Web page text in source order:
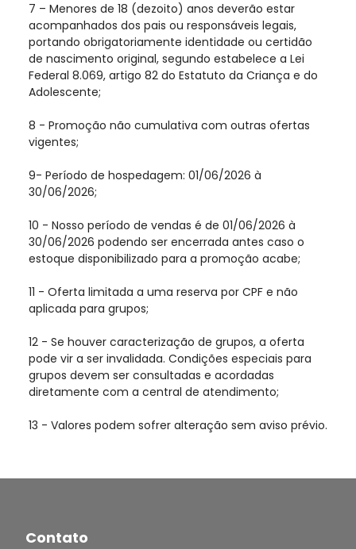
7 – Menores de 18 (dezoito) anos deverão estar
acompanhados dos pais ou responsáveis legais,
portando obrigatoriamente identidade ou certidão
de nascimento original, segundo estabelece a Lei
Federal 8.069, artigo 82 do Estatuto da Criança e do
Adolescente;
8 - Promoção não cumulativa com outras ofertas
vigentes;
9- Período de hospedagem: 01/06/2026 à
30/06/2026;
10 - Nosso período de vendas é de 01/06/2026 à
30/06/2026 podendo ser encerrada antes caso o
estoque disponibilizado para a promoção acabe;
11 - Oferta limitada a uma reserva por CPF e não
aplicada para grupos;
12 - Se houver caracterização de grupos, a oferta
pode vir a ser invalidada. Condições especiais para
grupos devem ser consultadas e acordadas
diretamente com a central de atendimento;
13 - Valores podem sofrer alteração sem aviso prévio.
Contato